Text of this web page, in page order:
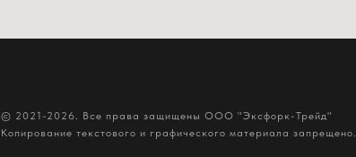
© 2021-2026. Все права защищены ООО "Эксфорк-Трейд"
Копирование текстового и графического материала запрещено.